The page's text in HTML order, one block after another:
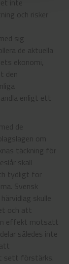
inte
och risker
sig
de aktuella
ekonomi,
den
enligt ett
de
om
täckning för
skall
tydligt för
Svensk
skulle
och att
effekt motsatt
således inte
sett förstärks.